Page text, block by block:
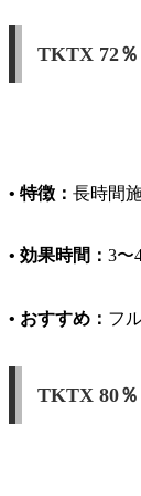
TKTX 72％
• 特徴： 長時間
• 効果時間： 3〜
• おすすめ： フ
TKTX 80％